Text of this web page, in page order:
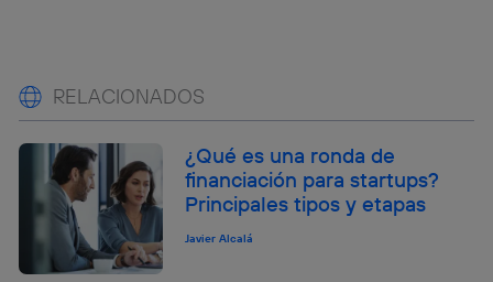
RELACIONADOS
¿Qué es una ronda de
financiación para startups?
Principales tipos y etapas
Javier Alcalá